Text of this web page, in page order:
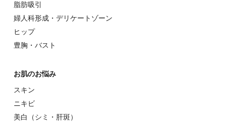
脂肪吸引
婦⼈科形成・デリケートゾーン
ヒップ
豊胸・バスト
お肌のお悩み
スキン
ニキビ
美⽩（シミ・肝斑）